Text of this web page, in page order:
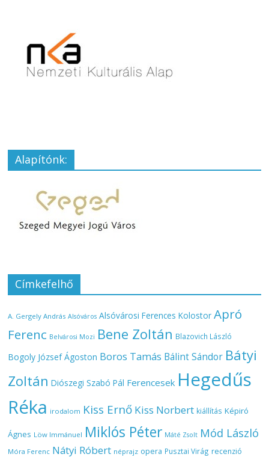
Alapítónk:
Címkefelhő
A. Gergely András Alsóváros Alsóvárosi Ferences Kolostor Apró
Ferenc Belvárosi Mozi Bene Zoltán Blazovich László
Bogoly József Ágoston Boros Tamás Bálint Sándor Bátyi
Zoltán Diószegi Szabó Pál Ferencesek Hegedűs
Réka irodalom Kiss Ernő Kiss Norbert kiállítás Képiró
Ágnes Löw Immánuel Miklós Péter Máté Zsolt Mód László
Móra Ferenc Nátyi Róbert néprajz opera Pusztai Virág recenzió